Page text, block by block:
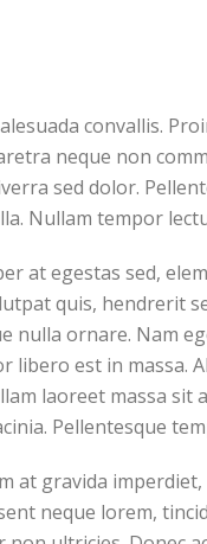
convallis.
neque non
sed dolor.
Nullam tempor
at egestas sed,
quis, hendrerit
nulla ornare. Nam
est in massa.
laoreet massa
Pellentesque
at gravida
neque lorem,